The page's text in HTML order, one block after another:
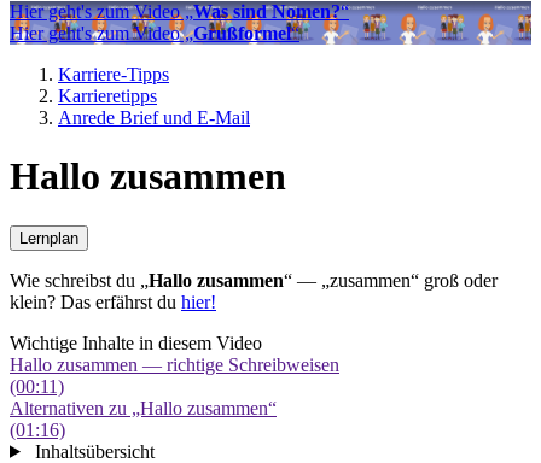
Hier geht's zum Video „Was sind Nomen?“
Hier geht's zum Video „Grußformel“
Karriere-Tipps
Karrieretipps
Anrede Brief und E-Mail
Hallo zusammen
Lernplan
Wie schreibst du „Hallo zusammen“ — „zusammen“ groß oder
klein? Das erfährst du hier!
Wichtige Inhalte in diesem Video
Hallo zusammen — richtige Schreibweisen
(00:11)
Alternativen zu „Hallo zusammen“
(01:16)
Inhaltsübersicht